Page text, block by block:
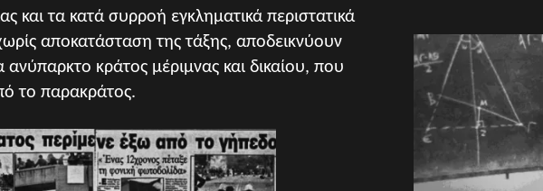
και τα κατά συρροή εγκληματικά περιστατικά
αποκατάσταση της τάξης, αποδεικνύουν
κράτος μέριμνας και δικαίου, που
το παρακράτος.